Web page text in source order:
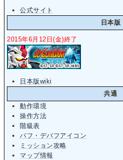
公式サイト
日本版
2015年6月12日(金)終了
日本版wiki
共通
動作環境
操作方法
階級表
バフ・デバフアイコン
ミッション攻略
マップ情報